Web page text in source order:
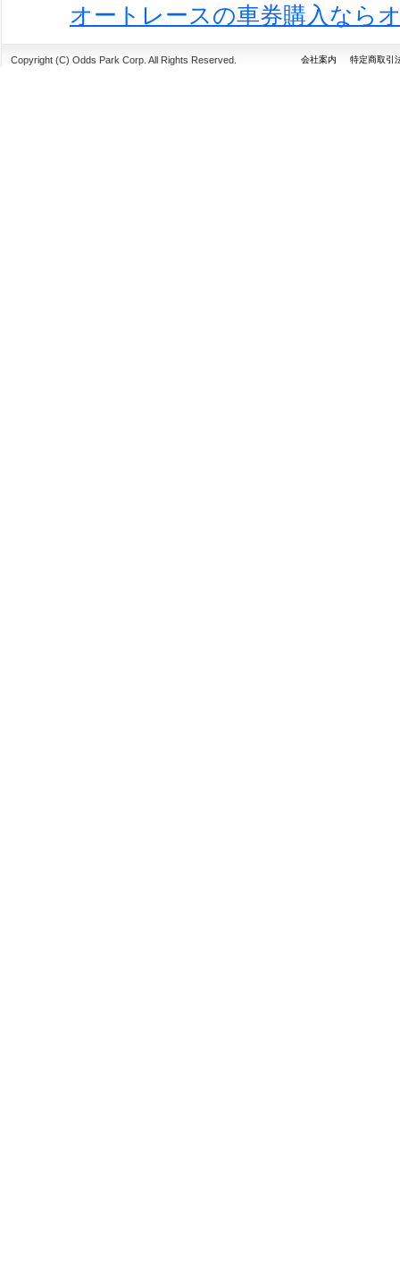
オートレースの車券購入なら
Copyright (C) Odds Park Corp. All Rights Reserved. 会社案内 特定商取引